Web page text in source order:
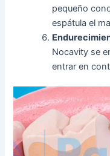
pequeño
espátula el
Nocavity se
entrar en